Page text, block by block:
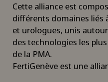
Cette alliance est
différents domaines liés
et urologues, unis
des technologies les
de la PMA.
FertiGenève est une